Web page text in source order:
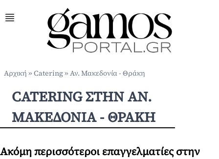
Αρχική »Catering»Αν. Μακεδονία - Θράκη
CATERING ΣΤΗΝ ΑΝ.
ΜΑΚΕΔΟΝΊΑ - ΘΡΆΚΗ
Ακόμη περισσότεροι επαγγελματίες στην